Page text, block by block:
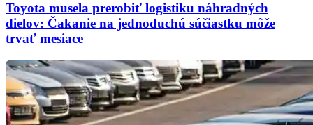
Toyota musela prerobiť logistiku náhradných
dielov: Čakanie na jednoduchú súčiastku môže
trvať mesiace